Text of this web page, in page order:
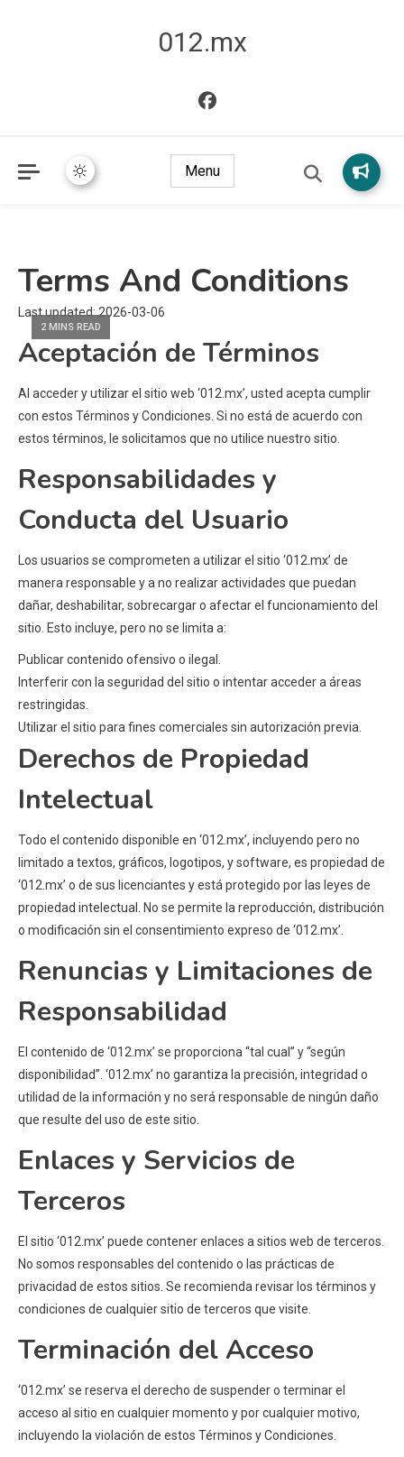
012.mx
Menu
Terms And Conditions
2 MINS READ
Last updated: 2026-03-06
Aceptación de Términos
Al acceder y utilizar el sitio web ‘012.mx’, usted acepta cumplir
con estos Términos y Condiciones. Si no está de acuerdo con
estos términos, le solicitamos que no utilice nuestro sitio.
Responsabilidades y
Conducta del Usuario
Los usuarios se comprometen a utilizar el sitio ‘012.mx’ de
manera responsable y a no realizar actividades que puedan
dañar, deshabilitar, sobrecargar o afectar el funcionamiento del
sitio. Esto incluye, pero no se limita a:
Publicar contenido ofensivo o ilegal.
Interferir con la seguridad del sitio o intentar acceder a áreas
restringidas.
Utilizar el sitio para fines comerciales sin autorización previa.
Derechos de Propiedad
Intelectual
Todo el contenido disponible en ‘012.mx’, incluyendo pero no
limitado a textos, gráficos, logotipos, y software, es propiedad de
‘012.mx’ o de sus licenciantes y está protegido por las leyes de
propiedad intelectual. No se permite la reproducción, distribución
o modificación sin el consentimiento expreso de ‘012.mx’.
Renuncias y Limitaciones de
Responsabilidad
El contenido de ‘012.mx’ se proporciona “tal cual” y “según
disponibilidad”. ‘012.mx’ no garantiza la precisión, integridad o
utilidad de la información y no será responsable de ningún daño
que resulte del uso de este sitio.
Enlaces y Servicios de
Terceros
El sitio ‘012.mx’ puede contener enlaces a sitios web de terceros.
No somos responsables del contenido o las prácticas de
privacidad de estos sitios. Se recomienda revisar los términos y
condiciones de cualquier sitio de terceros que visite.
Terminación del Acceso
‘012.mx’ se reserva el derecho de suspender o terminar el
acceso al sitio en cualquier momento y por cualquier motivo,
incluyendo la violación de estos Términos y Condiciones.